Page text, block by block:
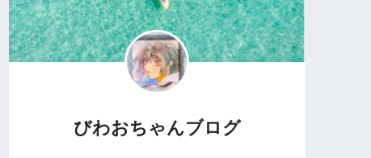
びわおちゃんブログ